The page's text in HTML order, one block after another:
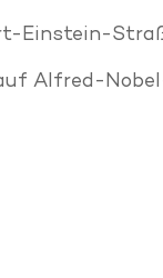
Einstein-
Alfred-